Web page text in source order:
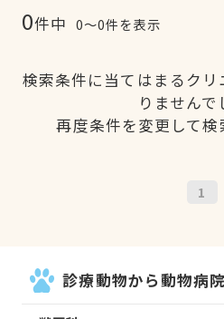
0件中 0〜0件を表示
検索条件に当てはまるク
りませんで
再度条件を変更して検
1
診療動物から動物病